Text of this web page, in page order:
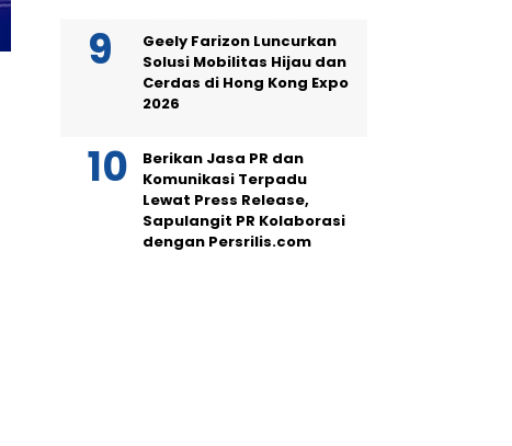
Geely Farizon Luncurkan
Solusi Mobilitas Hijau dan
Cerdas di Hong Kong Expo
2026
Berikan Jasa PR dan
Komunikasi Terpadu
Lewat Press Release,
Sapulangit PR Kolaborasi
dengan Persrilis.com